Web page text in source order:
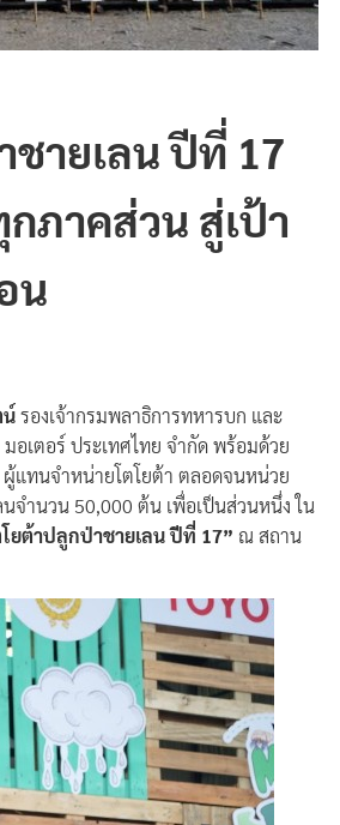
ายเลน ปีที่ 17
ภาคส่วน สู่เป้า
น
น์รองเจ้ากรมพลาธิการทหารบก และ
อเตอร์ ประเทศไทย จำกัด พร้อมด้วย
แทนจำหน่ายโตโยต้า ตลอดจนหน่วย
จำนวน 50,000 ต้น เพื่อเป็นส่วนหนึ่ง ใน
โยต้าปลูกป่าชายเลน ปีที่ 17” ณ สถาน